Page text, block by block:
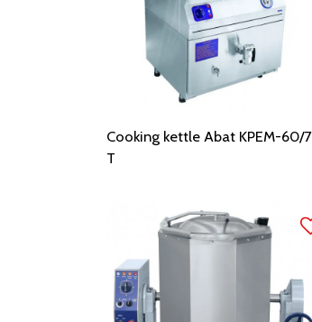
Cooking kettle Abat KPEM-60/7
T